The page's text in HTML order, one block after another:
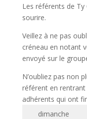
Les référents de Ty
sourire.
Veillez à ne pas
créneau en notant
envoyé sur le
N’oubliez pas non
référent en rentrant
adhérents qui ont
dimanche